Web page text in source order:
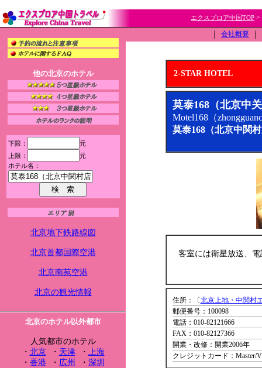
エクスプロア中国TOP >
他の北京のホテル
下限：
元
上限：
元
ホテル名：
北京地下鉄路線図
北京首都国際空港
北京南苑空港
北京の観光情報
北京のホテル以外都市
人気都市のホテル
・ 北京・ 天津・ 上海
・ 香港・ 広州 ・ 深圳
会社概要
2-STAR HOTEL
莫泰168（北京中
Motel168（
莫泰168（北京中関
客室には衛星放送、
住所：〔北京上地・中関村
郵便番号：100098
電話：010-82121666
FAX：010-82127366
開業・改修：開業2006年
クレジットカード：Master/